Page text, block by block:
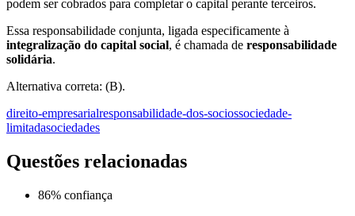
podem ser cobrados para completar o capital perante terceiros.
Essa responsabilidade conjunta, ligada especificamente à
integralização do capital social, é chamada de responsabilidade
solidária.
Alternativa correta: (B).
direito-empresarialresponsabilidade-dos-sociossociedade-
limitadasociedades
Questões relacionadas
86% confiança